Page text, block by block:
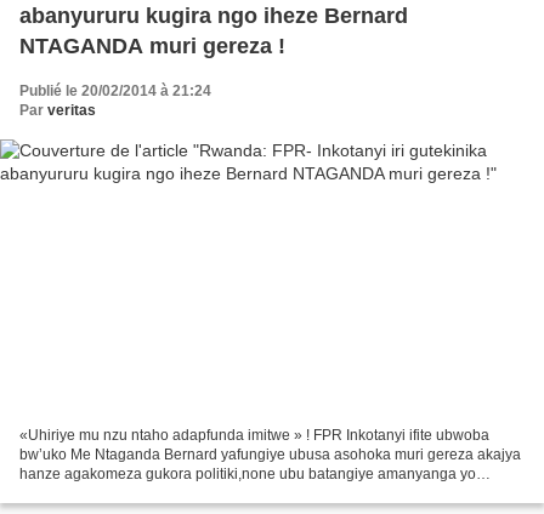
abanyururu kugira ngo iheze Bernard
NTAGANDA muri gereza !
Publié le 20/02/2014 à 21:24
Par veritas
«Uhiriye mu nzu ntaho adapfunda imitwe » ! FPR Inkotanyi ifite ubwoba
bw’uko Me Ntaganda Bernard yafungiye ubusa asohoka muri gereza akajya
hanze agakomeza gukora politiki,none ubu batangiye amanyanga yo